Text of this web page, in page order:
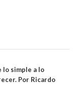
lo simple a lo
Por Ricardo